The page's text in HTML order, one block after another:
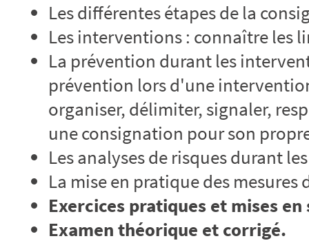
Les différentes étapes de la
Les interventions : connaître les
La prévention durant les
prévention lors d'une
organiser, délimiter, signaler,
une consignation pour son
Les analyses de risques durant
La mise en pratique des mesures
Exercices pratiques et mises
Examen théorique et corrigé.